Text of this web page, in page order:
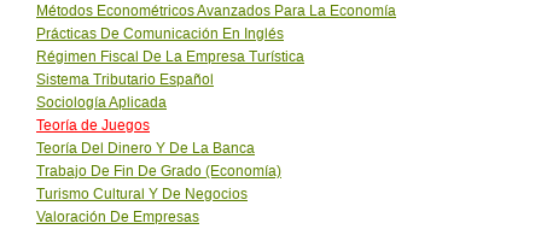
Métodos Econométricos Avanzados Para La Economía
Prácticas De Comunicación En Inglés
Régimen Fiscal De La Empresa Turística
Sistema Tributario Español
Sociología Aplicada
Teoría de Juegos
Teoría Del Dinero Y De La Banca
Trabajo De Fin De Grado (Economía)
Turismo Cultural Y De Negocios
Valoración De Empresas